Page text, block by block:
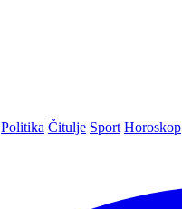
Politika Čitulje Sport Horoskop